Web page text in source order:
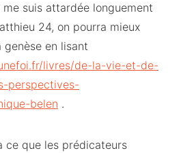
me suis attardée longuement
24, on pourra mieux
genèse en lisant
livres/de-la-vie-et-de-
perspectives-
belen .
ce que les prédicateurs